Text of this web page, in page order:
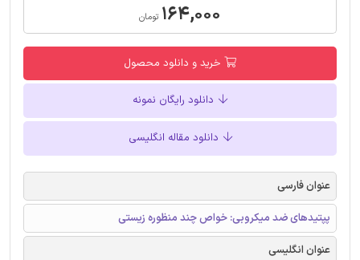
۱۶۴,۰۰۰ تومان
خرید و دانلود محصول
دانلود رایگان نمونه
دانلود مقاله انگلیسی
عنوان فارسی
پپتیدهای ضد میکروبی: خواص چند منظوره زیستی
عنوان انگلیسی